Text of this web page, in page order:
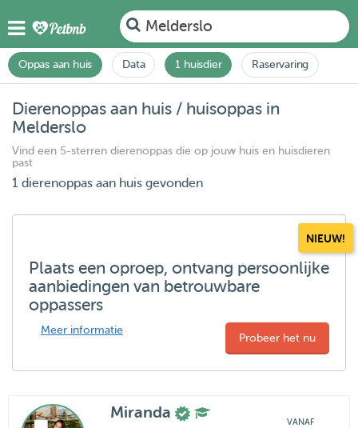
Melderslo
Oppas aan huis Data 1 huisdier Raservaring
Dierenoppas aan huis / huisoppas in
Melderslo
Vind een 5-sterren dierenoppas die op jouw huis en huisdieren
past
1 dierenoppas aan huis gevonden
NIEUW!
Plaats een oproep, ontvang persoonlijke
aanbiedingen van betrouwbare
oppassers
Meer informatie
Probeer het nu
Miranda
VANAF